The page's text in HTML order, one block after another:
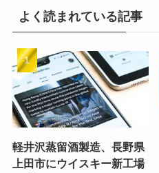
よく読まれている記事
軽井沢蒸留酒製造、長野県
上田市にウイスキー新工場